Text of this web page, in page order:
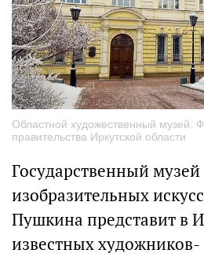
Областной художественный музей.
правительства Иркутской области
Государственный музей
изобразительных
Пушкина представит в
известных художников-